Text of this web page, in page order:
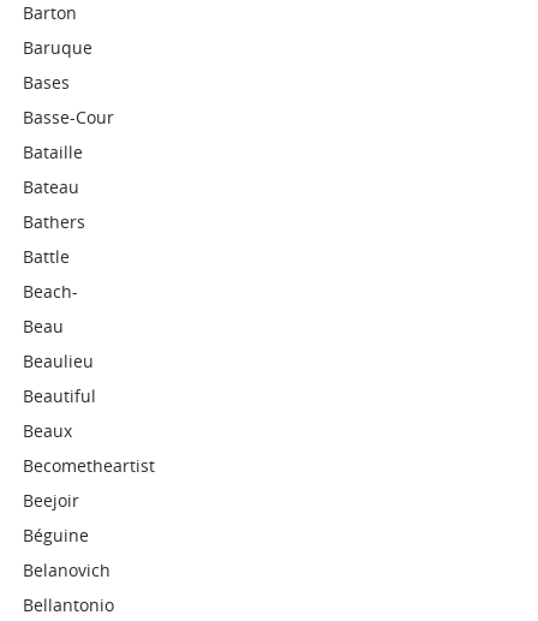
Barton
Baruque
Bases
Basse-Cour
Bataille
Bateau
Bathers
Battle
Beach-
Beau
Beaulieu
Beautiful
Beaux
Becometheartist
Beejoir
Béguine
Belanovich
Bellantonio